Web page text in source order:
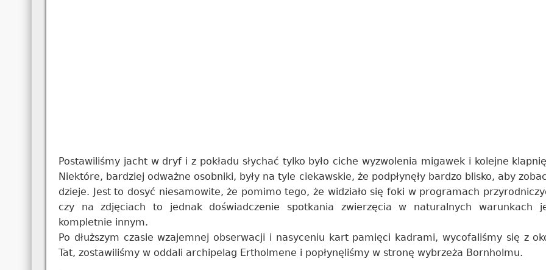
Postawiliśmy jacht w dryf i z pokładu słychać tylko było ciche wyzwolenia migawek i kolejne
Niektóre, bardziej odważne osobniki, były na tyle ciekawskie, że podpłynęły bardzo blisko, aby
dzieje. Jest to dosyć niesamowite, że pomimo tego, że widziało się foki w programach
czy na zdjęciach to jednak doświadczenie spotkania zwierzęcia w naturalnych warunkach
kompletnie innym.
Po dłuższym czasie wzajemnej obserwacji i nasyceniu kart pamięci kadrami, wycofaliśmy się z
Tat, zostawiliśmy w oddali archipelag Ertholmene i popłynęliśmy w stronę wybrzeża Bornholmu.